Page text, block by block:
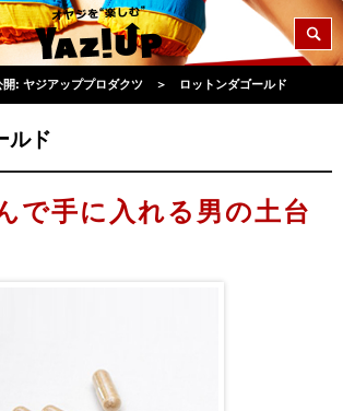
開: ヤジアッププロダクツ ＞ ロットンダゴールド
ルド
で手に入れる男の土台